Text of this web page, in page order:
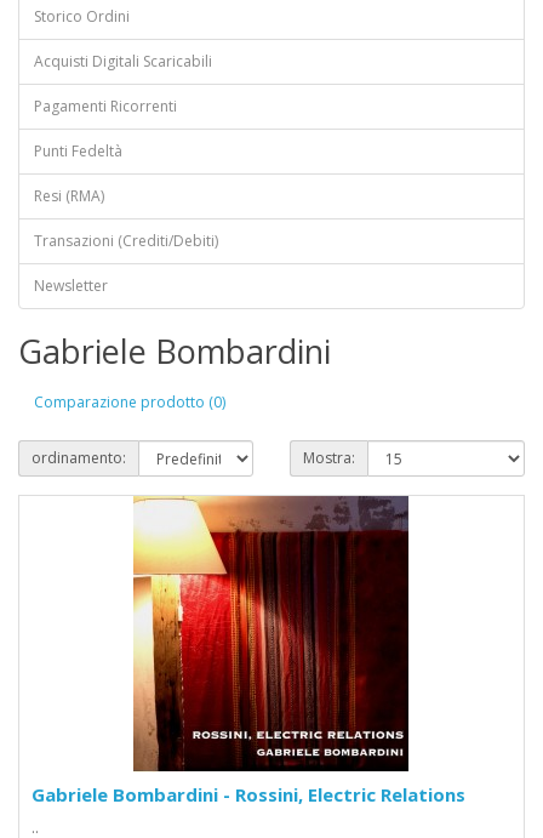
Storico Ordini
Acquisti Digitali Scaricabili
Pagamenti Ricorrenti
Punti Fedeltà
Resi (RMA)
Transazioni (Crediti/Debiti)
Newsletter
Gabriele Bombardini
Comparazione prodotto (0)
ordinamento: Mostra:
Gabriele Bombardini - Rossini, Electric Relations
..